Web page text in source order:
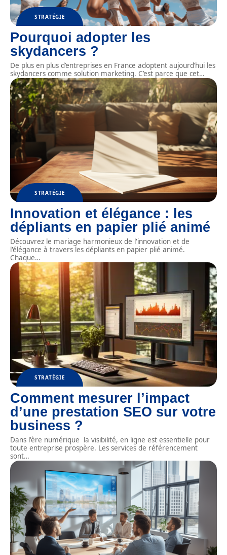
STRATÉGIE
Pourquoi adopter les
skydancers ?
De plus en plus d’entreprises en France adoptent aujourd’hui les
skydancers comme solution marketing. C’est parce que cet…
STRATÉGIE
Innovation et élégance : les
dépliants en papier plié animé
Découvrez le mariage harmonieux de l'innovation et de
l'élégance à travers les dépliants en papier plié animé.
Chaque…
STRATÉGIE
Comment mesurer l’impact
d’une prestation SEO sur votre
business ?
Dans l'ère numérique la visibilité, en ligne est essentielle pour
toute entreprise prospère. Les services de référencement
sont…